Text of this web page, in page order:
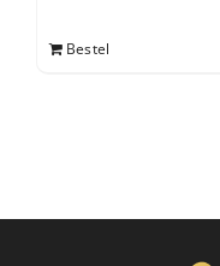
Bestel